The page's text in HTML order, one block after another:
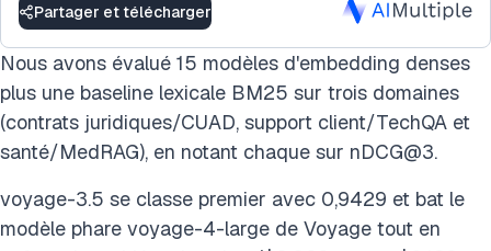
Partager et télécharger
Nous avons évalué 15 modèles d'embedding denses
plus une baseline lexicale BM25 sur trois domaines
(contrats juridiques/CUAD, support client/TechQA et
santé/MedRAG), en notant chaque sur nDCG@3.
voyage-3.5 se classe premier avec 0,9429 et bat le
modèle phare voyage-4-large de Voyage tout en